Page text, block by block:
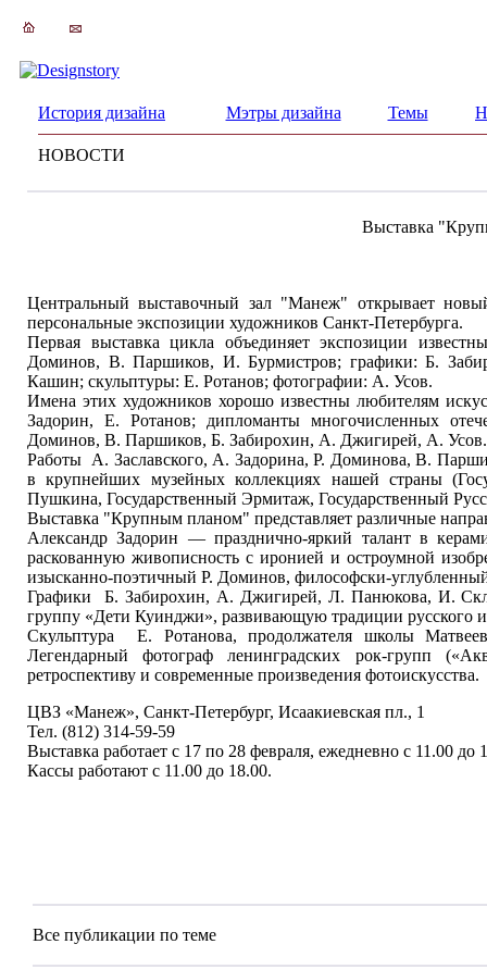
История дизайна Мэтры дизайна Темы
НОВОСТИ
Выставка
Центральный выставочный зал "Манеж" открывает
персональные экспозиции художников Санкт-Петербурга.
Первая выставка цикла объединяет экспозиции
Доминов, В. Паршиков, И. Бурмистров; графики: Б.
Кашин; скульптуры: Е. Ротанов; фотографии: А. Усов.
Имена этих художников хорошо известны любителям
Задорин, Е. Ротанов; дипломанты многочисленных
Доминов, В. Паршиков, Б. Забирохин, А. Джигирей, А. Усов.
Работы А. Заславского, А. Задорина, Р. Доминова, В.
в крупнейших музейных коллекциях нашей страны
Пушкина, Государственный Эрмитаж, Государственный
Выставка "Крупным планом" представляет различные
Александр Задорин — празднично-яркий талант в
раскованную живописность с иронией и остроумной
изысканно-поэтичный Р. Доминов, философски-
Графики Б. Забирохин, А. Джигирей, Л. Панюкова, И.
группу «Дети Куинджи», развивающую традиции русского
Скульптура Е. Ротанова, продолжателя школы
Легендарный фотограф ленинградских рок-групп
ретроспективу и современные произведения фотоискусства.
ЦВЗ «Манеж», Санкт-Петербург, Исаакиевская пл., 1
Тел. (812) 314-59-59
Выставка работает с 17 по 28 февраля, ежедневно с 11.00
Кассы работают с 11.00 до 18.00.
Все публикации по теме